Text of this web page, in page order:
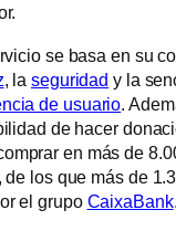
se basa en su
, laseguridad y la
de usuario.
de hacer
en más de
los que más de
el grupo CaixaBank.